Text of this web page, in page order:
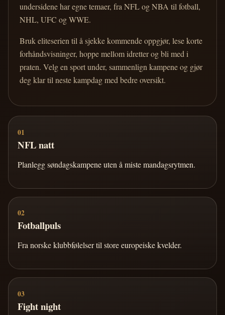
undersidene har egne temaer, fra NFL og NBA til fotball,
NHL, UFC og WWE.
Bruk eliteserien til å sjekke kommende oppgjør, lese korte
forhåndsvisninger, hoppe mellom idretter og bli med i
praten. Velg en sport under, sammenlign kampene og gjør
deg klar til neste kampdag med bedre oversikt.
01
NFL natt
Planlegg søndagskampene uten å miste mandagsrytmen.
02
Fotballpuls
Fra norske klubbfølelser til store europeiske kvelder.
03
Fight night